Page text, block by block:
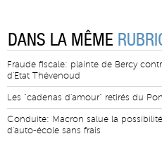
DANS LA MÊME
Fraude fiscale: plainte de Bercy
d'Etat Thévenoud
Les "cadenas d'amour" retirés du
Conduite: Macron salue la
d'auto-école sans frais